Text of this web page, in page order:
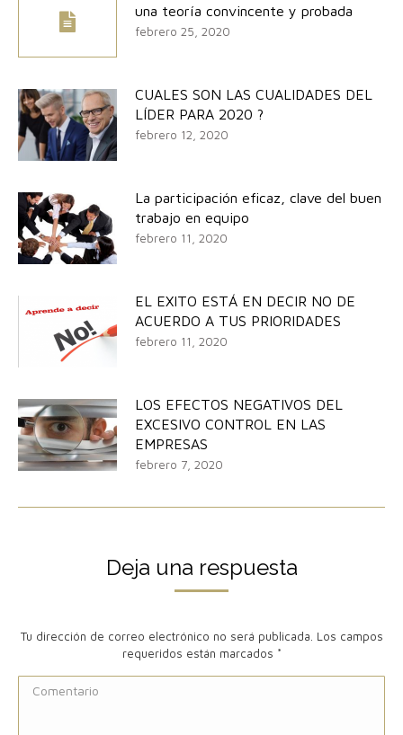
una teoría convincente y probada
febrero 25, 2020
CUALES SON LAS CUALIDADES DEL
LÍDER PARA 2020 ?
febrero 12, 2020
La participación eficaz, clave del buen
trabajo en equipo
febrero 11, 2020
EL EXITO ESTÁ EN DECIR NO DE
ACUERDO A TUS PRIORIDADES
febrero 11, 2020
LOS EFECTOS NEGATIVOS DEL
EXCESIVO CONTROL EN LAS
EMPRESAS
febrero 7, 2020
Deja una respuesta
Tu dirección de correo electrónico no será publicada. Los campos
requeridos están marcados *
Comentario